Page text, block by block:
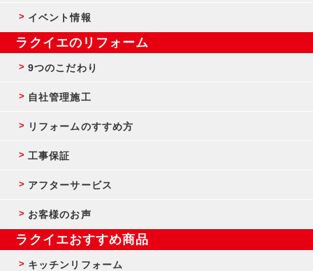
イベント情報
ラクイエのリフォーム
9つのこだわり
自社管理施工
リフォームのすすめ方
工事保証
アフターサービス
お客様のお声
ラクイエおすすめ商品
キッチンリフォーム